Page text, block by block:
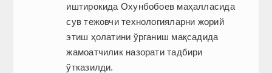
иштирокида Охунбобоев маҳалласида
сув тежовчи технологияларни жорий
этиш ҳолатини ўрганиш мақсадида
жамоатчилик назорати тадбири
ўтказилди.